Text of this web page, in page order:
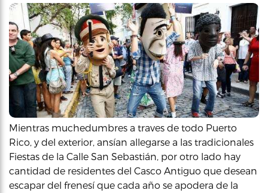
Mientras muchedumbres a traves de todo Puerto
Rico, y del exterior, ansían allegarse a las tradicionales
Fiestas de la Calle San Sebastián, por otro lado hay
cantidad de residentes del Casco Antiguo que desean
escapar del frenesí que cada año se apodera de la